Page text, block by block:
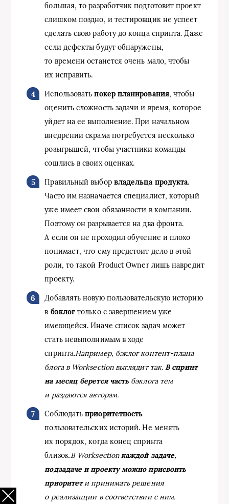
большая, то разработчик подготовит проект
слишком поздно, и тестировщик не успеет
сделать свою работу до конца спринта. Даже
если дефекты будут обнаружены,
то времени останется очень мало, чтобы
их исправить.
Использоватьпокер планирования, чтобы
оценить сложность задачи и время, которое
уйдет на ее выполнение. При начальном
внедрении скрама потребуется несколько
розыгрышей, чтобы участники команды
сошлись в своих оценках.
Правильный выбор владельца продукта.
Часто им назначается специалист, который
уже имеет свои обязанности в компании.
Поэтому он разрывается на два фронта.
А если он не проходил обучение и плохо
понимает, что ему предстоит дело в этой
роли, то такой Product Owner лишь навредит
проекту.
Добавлять новую пользовательскую историю
в бэклогтолько с завершением уже
имеющейся. Иначе список задач может
стать невыполнимым в ходе
спринта.Например, бэклог контент-плана
блога в Worksection выглядит так. В спринт
на месяц берется часть бэклога тем
и раздаются авторам.
Соблюдатьприоритетность
пользовательских историй. Не менять
их порядок, когда конец спринта
близок.В Worksection каждой задаче,
подзадаче и проекту можно присвоить
приоритети принимать решения
о реализацции в соответствии с ним.